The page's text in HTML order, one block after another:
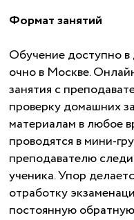
Формат занятий
Обучение доступно
очно в Москве.
занятия с
проверку домашних
материалам в любое
проводятся в мини-
преподавателю
ученика. Упор
отработку
постоянную обратную